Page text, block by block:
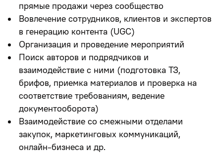
прямые продажи через сообщество
Вовлечение сотрудников, клиентов и экспертов
в генерацию контента (UGC)
Организация и проведение мероприятий
Поиск авторов и подрядчиков и
взаимодействие с ними (подготовка ТЗ,
брифов, приемка материалов и проверка на
соответствие требованиям, ведение
документооборота)
Взаимодействие со смежными отделами
закупок, маркетинговых коммуникаций,
онлайн-бизнеса и др.